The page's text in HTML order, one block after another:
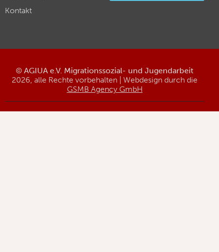
Kontakt
© AGIUA e.V. Migrationssozial- und Jugendarbeit
2026, alle Rechte vorbehalten | Webdesign durch die
GSMB Agency GmbH